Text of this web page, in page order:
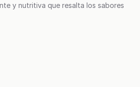
y nutritiva que resalta los sabores